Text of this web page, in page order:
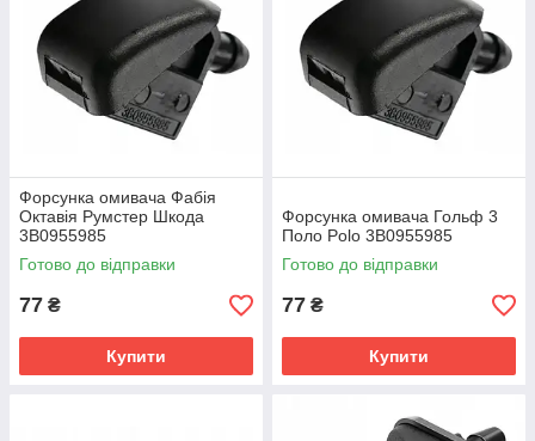
Форсунка омивача Фабія
Октавія Румстер Шкода
3B0955985
Готово до відправки
77 ₴
Купити
Форсунка омивача Гольф 3
Поло Polo 3B0955985
Готово до відправки
77 ₴
Купити